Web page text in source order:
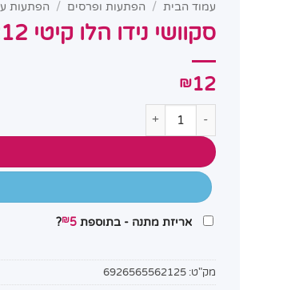
עמוד הבית / הפתעות ופרסים / הפתעות עד 20
סקוושי נידו הלו קיטי BSD-6212
₪12
כמות של סקוושי נידו הלו קיטי BSD-6212
אריזת מתנה - בתוספת ₪5
?
מק"ט: 6926565562125